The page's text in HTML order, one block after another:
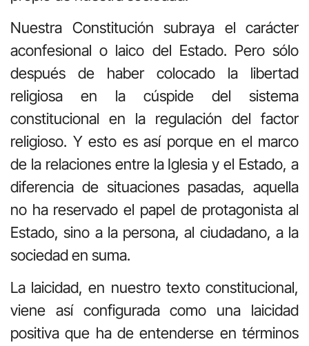
Nuestra Constitución subraya el carácter
aconfesional o laico del Estado. Pero sólo
después de haber colocado la libertad
religiosa en la cúspide del sistema
constitucional en la regulación del factor
religioso. Y esto es así porque en el marco
de la relaciones entre la Iglesia y el Estado, a
diferencia de situaciones pasadas, aquella
no ha reservado el papel de protagonista al
Estado, sino a la persona, al ciudadano, a la
sociedad en suma.
La laicidad, en nuestro texto constitucional,
viene así configurada como una laicidad
positiva que ha de entenderse en términos